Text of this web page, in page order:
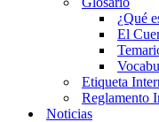
¿Qué
El
Etiqueta
Reglamento
Noticias